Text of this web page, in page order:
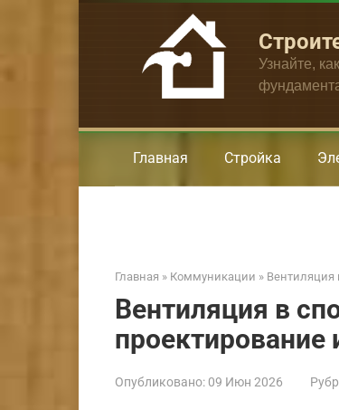
Узнайте,
Главная Стройка
Главная » Коммуникации » Вентиляция
Вентиляция в
Опубликовано: 09 Июн 2026